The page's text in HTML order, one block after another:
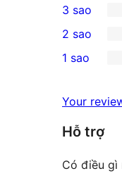
star
reviews
4-
star
reviews
0
3-
star
3 sao
2-
reviews
2 sao
star
reviews
1 sao
Your
Hỗ trợ
Có điều gì